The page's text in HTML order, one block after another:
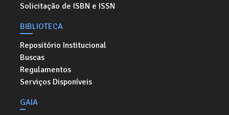
Solicitação de ISBN e ISSN
BIBLIOTECA
Repositório Institucional
Buscas
Regulamentos
Serviços Disponíveis
GAIA